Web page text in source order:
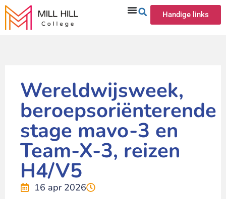
Handige links
Wereldwijsweek,
beroepsoriënterende
stage mavo-3 en
Team-X-3, reizen
H4/V5
16 apr 2026